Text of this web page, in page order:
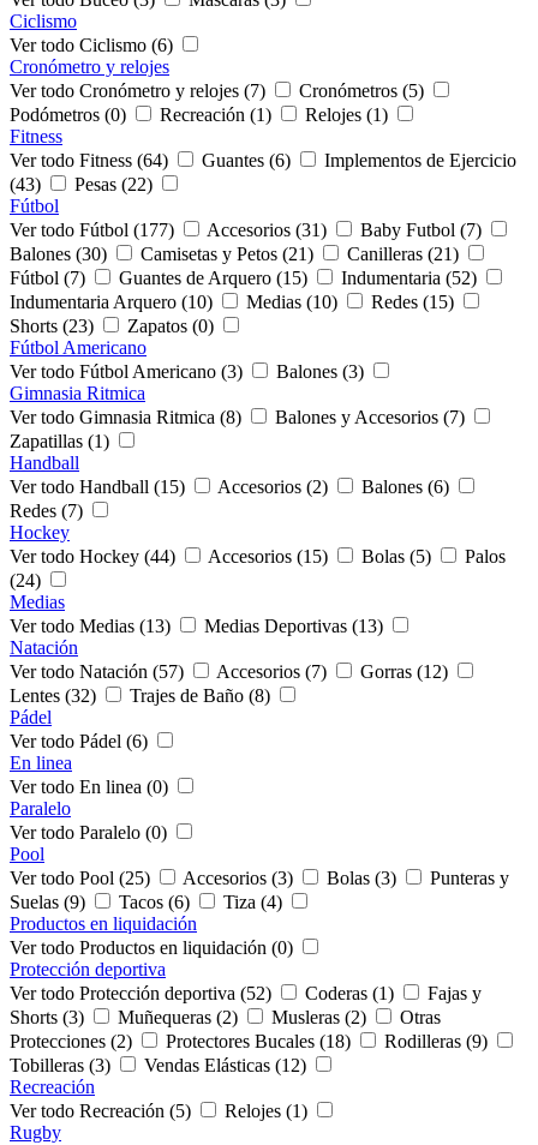
Ciclismo
Ver todo Ciclismo (6)
Cronómetro y relojes
Ver todo Cronómetro y relojes (7)
Cronómetros (5)
Podómetros (0)
Recreación (1)
Relojes (1)
Fitness
Ver todo Fitness (64)
Guantes (6)
Implementos de Ejercicio
(43)
Pesas (22)
Fútbol
Ver todo Fútbol (177)
Accesorios (31)
Baby Futbol (7)
Balones (30)
Camisetas y Petos (21)
Canilleras (21)
Fútbol (7)
Guantes de Arquero (15)
Indumentaria (52)
Indumentaria Arquero (10)
Medias (10)
Redes (15)
Shorts (23)
Zapatos (0)
Fútbol Americano
Ver todo Fútbol Americano (3)
Balones (3)
Gimnasia Ritmica
Ver todo Gimnasia Ritmica (8)
Balones y Accesorios (7)
Zapatillas (1)
Handball
Ver todo Handball (15)
Accesorios (2)
Balones (6)
Redes (7)
Hockey
Ver todo Hockey (44)
Accesorios (15) Bolas (5)
Palos
(24)
Medias
Ver todo Medias (13)
Medias Deportivas (13)
Natación
Ver todo Natación (57)
Accesorios (7)
Gorras (12)
Lentes (32)
Trajes de Baño (8)
Pádel
Ver todo Pádel (6)
En linea
Ver todo En linea (0)
Paralelo
Ver todo Paralelo (0)
Pool
Ver todo Pool (25)
Accesorios (3) Bolas (3)
Punteras y
Suelas (9)
Tacos (6)
Tiza (4)
Productos en liquidación
Ver todo Productos en liquidación (0)
Protección deportiva
Ver todo Protección deportiva (52)
Coderas (1)
Fajas y
Shorts (3)
Muñequeras (2) Musleras (2)
Otras
Protecciones (2)
Protectores Bucales (18)
Rodilleras (9)
Tobilleras (3)
Vendas Elásticas (12)
Recreación
Ver todo Recreación (5)
Relojes (1)
Rugby